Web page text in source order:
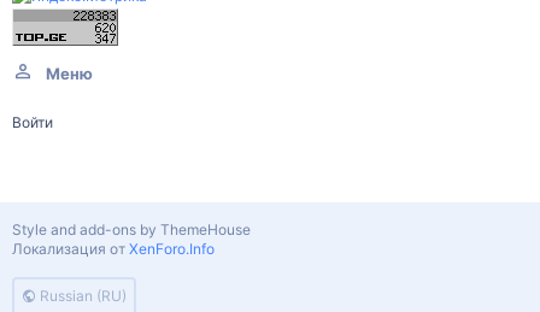
Меню
Войти
Russian (RU)
Style and add-ons by ThemeHouse
Локализация от XenForo.Info